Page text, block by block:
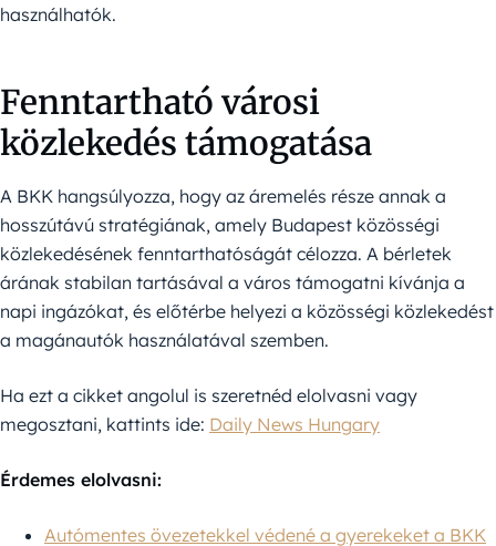
használhatók.
Fenntartható városi
közlekedés támogatása
A BKK hangsúlyozza, hogy az áremelés része annak a
hosszútávú stratégiának, amely Budapest közösségi
közlekedésének fenntarthatóságát célozza. A bérletek
árának stabilan tartásával a város támogatni kívánja a
napi ingázókat, és előtérbe helyezi a közösségi közlekedést
a magánautók használatával szemben.
Ha ezt a cikket angolul is szeretnéd elolvasni vagy
megosztani, kattints ide: Daily News Hungary
Érdemes elolvasni:
Autómentes övezetekkel védené a gyerekeket a BKK